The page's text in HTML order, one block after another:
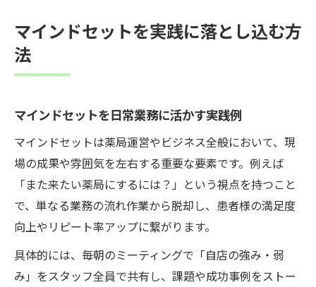
マインドセットを実践に落とし込む方
法
マインドセットを日常業務に活かす実践例
マインドセットは薬局運営やビジネス全般において、現
場の成果や雰囲気を左右する重要な要素です。例えば
「また来たい薬局にするには？」という視点を持つこと
で、単なる業務の流れ作業から脱却し、患者様の満足度
向上やリピート率アップに繋がります。
具体的には、毎朝のミーティングで「自店の強み・弱
み」をスタッフ全員で共有し、課題や成功事例をストー